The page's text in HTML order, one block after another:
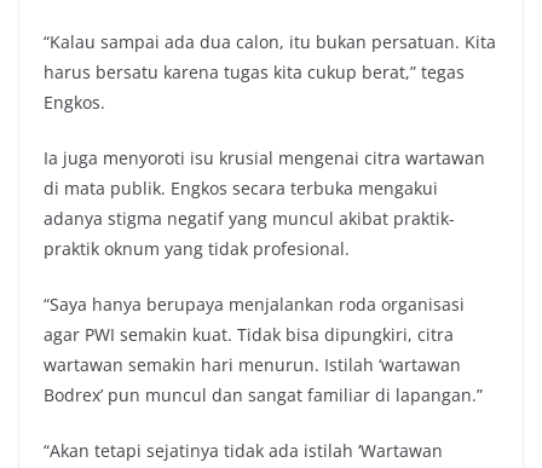
“Kalau sampai ada dua calon, itu bukan persatuan. Kita
harus bersatu karena tugas kita cukup berat,” tegas
Engkos.
Ia juga menyoroti isu krusial mengenai citra wartawan
di mata publik. Engkos secara terbuka mengakui
adanya stigma negatif yang muncul akibat praktik-
praktik oknum yang tidak profesional.
“Saya hanya berupaya menjalankan roda organisasi
agar PWI semakin kuat. Tidak bisa dipungkiri, citra
wartawan semakin hari menurun. Istilah ‘wartawan
Bodrex’ pun muncul dan sangat familiar di lapangan.”
“Akan tetapi sejatinya tidak ada istilah ‘Wartawan